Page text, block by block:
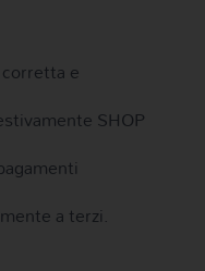
e
SHOP
a terzi.